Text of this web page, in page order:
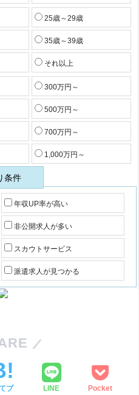
25歳～29歳
35歳～39歳
それ以上
300万円～
500万円～
700万円～
1,000万円～
条件
年収UP率が高い
非公開求人が多い
スカウトサービス
派遣求人が見つかる
ブ LINE Pocket